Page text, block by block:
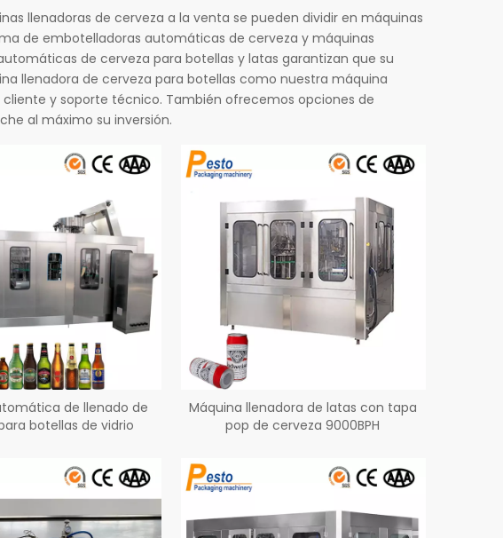
llenadoras de cerveza a la venta se pueden dividir en máquinas
de embotelladoras automáticas de cerveza y máquinas
de cerveza para botellas y latas garantizan que su
llenadora de cerveza para botellas como nuestra máquina
y soporte técnico. También ofrecemos opciones de
al máximo su inversión.
de llenado de
botellas de vidrio
Máquina llenadora de latas con tapa
pop de cerveza 9000BPH